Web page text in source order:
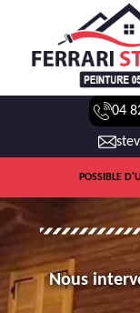
04
POSSIBLE
Nous